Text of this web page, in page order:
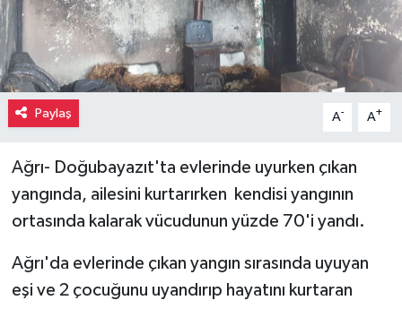
Paylaş A- A+
Ağrı- Doğubayazıt'ta evlerinde uyurken çıkan
yangında, ailesini kurtarırken kendisi yangının
ortasında kalarak vücudunun yüzde 70'i yandı.
Ağrı'da evlerinde çıkan yangın sırasında uyuyan
eşi ve 2 çocuğunu uyandırıp hayatını kurtaran